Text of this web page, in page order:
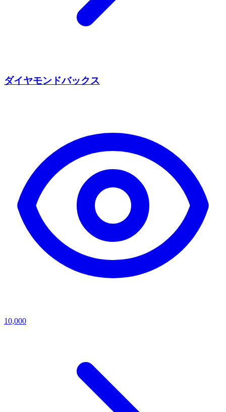
ダイヤモンドバックス
10,000